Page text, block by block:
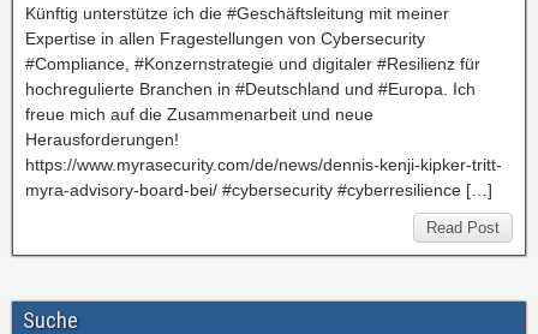
Künftig unterstütze ich die #Geschäftsleitung mit meiner
Expertise in allen Fragestellungen von Cybersecurity
#Compliance, #Konzernstrategie und digitaler #Resilienz für
hochregulierte Branchen in #Deutschland und #Europa. Ich
freue mich auf die Zusammenarbeit und neue
Herausforderungen!
https://www.myrasecurity.com/de/news/dennis-kenji-kipker-tritt-
myra-advisory-board-bei/ #cybersecurity #cyberresilience […]
Read Post
Suche